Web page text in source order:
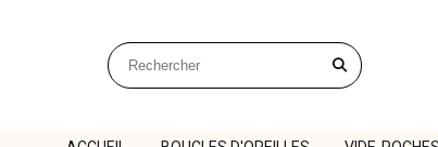
Rechercher sur le site